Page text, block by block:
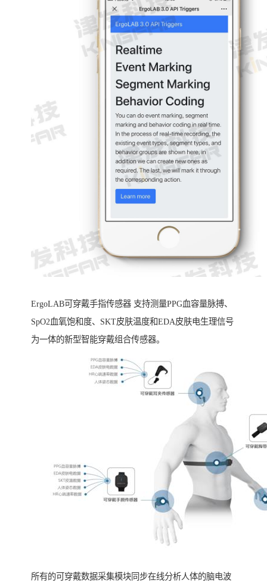
ErgoLAB可穿戴手指传感器 支持测量PPG血容量脉搏、
SpO2血氧饱和度、SKT皮肤温度和EDA皮肤电生理信号
为一体的新型智能穿戴组合传感器。
所有的可穿戴数据采集模块同步在线分析人体的脑电波